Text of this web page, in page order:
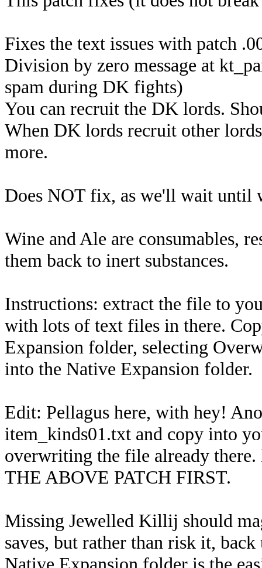
Fixes the text issues with patch
Division by zero message at
spam during DK fights)
You can recruit the DK lords.
When DK lords recruit other
more.
Does NOT fix, as we'll wait until
Wine and Ale are consumables,
them back to inert substances.
Instructions: extract the file to
with lots of text files in there.
Expansion folder, selecting
into the Native Expansion folder.
Edit: Pellagus here, with hey!
item_kinds01.txt and copy into
overwriting the file already
THE ABOVE PATCH FIRST.
Missing Jewelled Killij should
saves, but rather than risk it,
Native Expansion folder is the